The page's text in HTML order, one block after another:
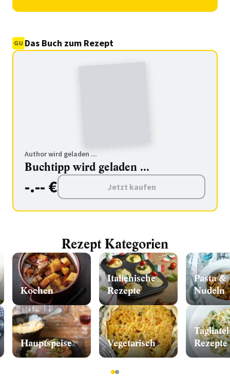
Das Buch zum Rezept
Author wird geladen ...
Buchtipp wird geladen ...
-.-- € Jetzt kaufen
Rezept Kategorien
Kochen
Hauptspeise
Italienische
Rezepte
Vegetarisch
Pasta &
Nudeln
Rezepte
12